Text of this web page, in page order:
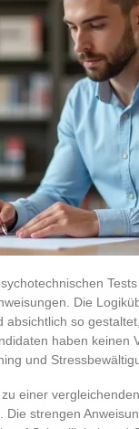
Die
so
haben keinen
und
einer
strengen